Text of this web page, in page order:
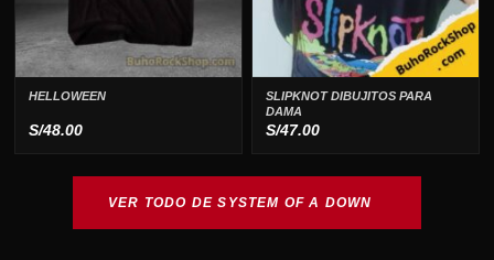
HELLOWEEN
S/48.00
SLIPKNOT DIBUJITOS PARA
DAMA
S/47.00
VER TODO DE SYSTEM OF A DOWN